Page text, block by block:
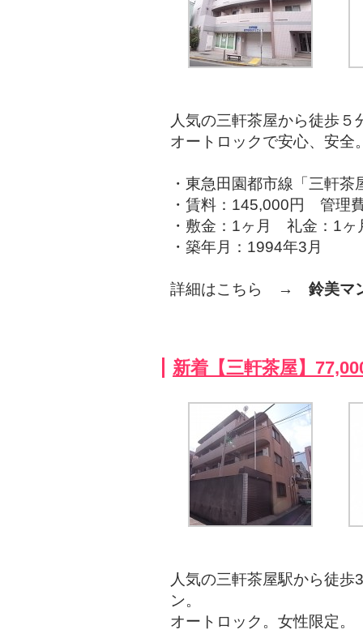
人気の三軒茶屋から徒歩５
オートロックで安心、安全
・東急田園都市線「三軒
・賃料：145,000円 管理
・敷金：1ヶ月 礼金：1ヶ
・築年月：1994年3月
詳細はこちら → 鈴美マ
新着【三軒茶屋】
人気の三軒茶屋駅から徒
ン。
オートロック。女性限定。